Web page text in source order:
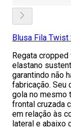
Blusa Fila
Regata
elastano
garantindo não
fabricação. Seu
gola no mesmo
frontal cruzada
em relação às
lateral e abaixo